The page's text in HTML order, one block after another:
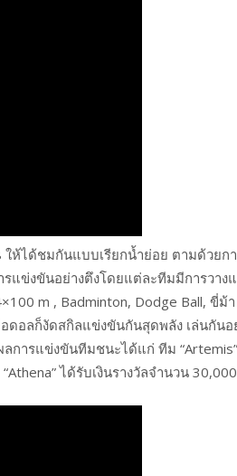
ห้ได้ชมกันแบบเรียกน้ำย่อย ตามด้วยก
รแข่งขันอย่างตึงโดยแต่ละทีมมีการวา
m , Badminton, Dodge Ball, ขี่ม้
อดอลก็งัดสกิลแข่งขันกันสุดพลัง เล่นกัน
การแข่งขันทีมชนะได้แก่ ทีม
ได้รับเงินรางวัลจำนวน